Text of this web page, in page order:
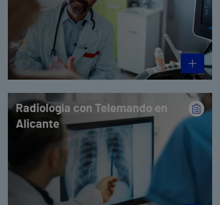
Radiología con Telemando en
Alicante